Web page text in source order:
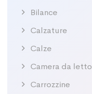
Bilance
Calzature
Calze
Camera da letto
Carrozzine